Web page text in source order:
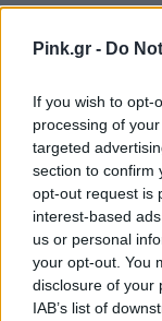
Pink.gr - Do
If you wish to opt-
processing of
targeted
section to confirm
opt-out request is
interest-based
us or personal
your opt-out. You
disclosure of your
IAB’s list of